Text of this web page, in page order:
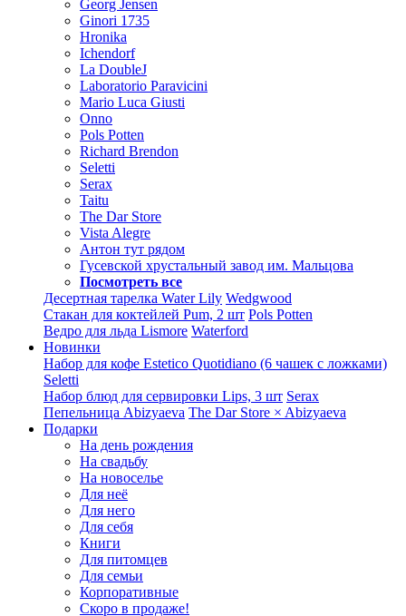
Georg Jensen
Ginori 1735
Hronika
Ichendorf
La DoubleJ
Laboratorio Paravicini
Mario Luca Giusti
Onno
Pols Potten
Richard Brendon
Seletti
Serax
Taitu
The Dar Store
Vista Alegre
Антон тут рядом
Гусевской хрустальный завод им. Мальцова
Посмотреть все
Десертная тарелка Water Lily Wedgwood
Стакан для коктейлей Pum, 2 шт Pols Potten
Ведро для льда Lismore Waterford
Новинки
Набор для кофе Estetico Quotidiano (6 чашек с ложками)
Seletti
Набор блюд для сервировки Lips, 3 шт Serax
Пепельница Abizyaeva The Dar Store × Abizyaeva
Подарки
На день рождения
На свадьбу
На новоселье
Для неё
Для него
Для себя
Книги
Для питомцев
Для семьи
Корпоративные
Скоро в продаже!